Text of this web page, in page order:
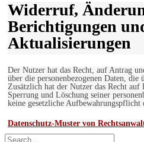
Widerruf,
Berichtigungen
Aktualisierungen
Der Nutzer hat das Recht, auf Antrag
über die personenbezogenen Daten, die
Zusätzlich hat der Nutzer das Recht
Sperrung und Löschung seiner
keine gesetzliche Aufbewahrungspflicht
Datenschutz-Muster von